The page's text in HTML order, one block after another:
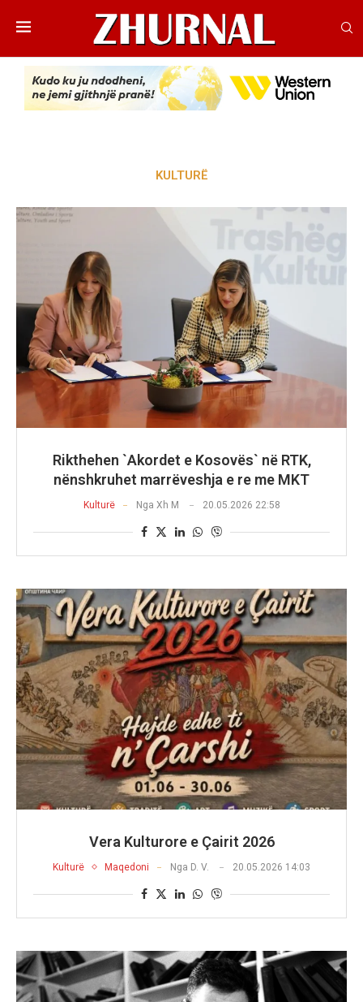
KULTURË
Rikthehen `Akordet e Kosovës` në RTK,
nënshkruhet marrëveshja e re me MKT
Kulturë Nga Xh M 20.05.2026 22:58
Vera Kulturore e Çairit 2026
Kulturë Maqedoni Nga D. V. 20.05.2026 14:03